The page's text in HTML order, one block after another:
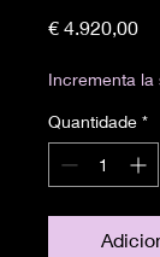
€ 4.920,00
Incrementa la
Quantidade *